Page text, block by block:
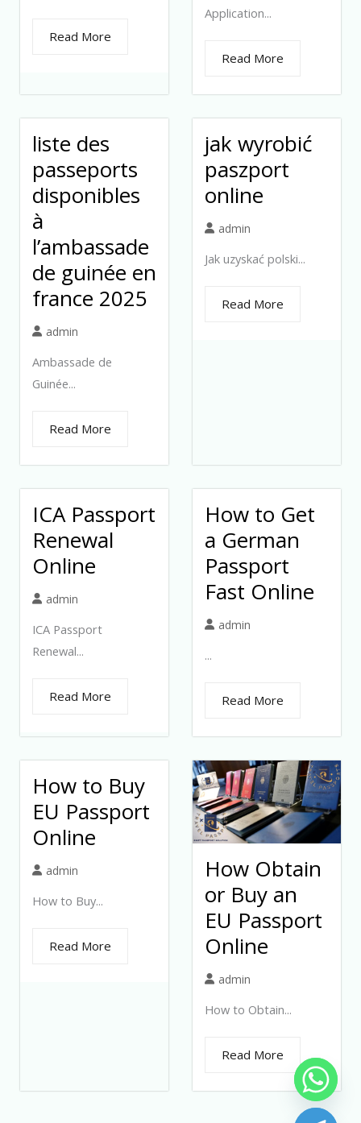
Read More
Application...
Read More
liste des
passeports
disponibles
à
l’ambassade
de guinée en
france 2025
admin
Ambassade de
Guinée...
Read More
jak wyrobić
paszport
online
admin
Jak uzyskać polski...
Read More
ICA Passport
Renewal
Online
admin
ICA Passport
Renewal...
Read More
How to Get
a German
Passport
Fast Online
admin
...
Read More
How to Buy
EU Passport
Online
admin
How to Buy...
Read More
How Obtain
or Buy an
EU Passport
Online
admin
How to Obtain...
Read More